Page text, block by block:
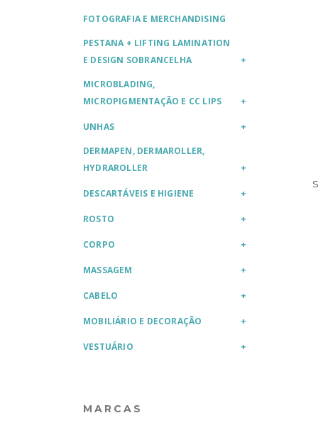
FOTOGRAFIA E MERCHANDISING
PESTANA + LIFTING LAMINATION
E DESIGN SOBRANCELHA
MICROBLADING,
MICROPIGMENTAÇÃO E CC LIPS
UNHAS
DERMAPEN, DERMAROLLER,
HYDRAROLLER
DESCARTÁVEIS E HIGIENE
ROSTO
CORPO
MASSAGEM
CABELO
MOBILIÁRIO E DECORAÇÃO
VESTUÁRIO
MARCAS